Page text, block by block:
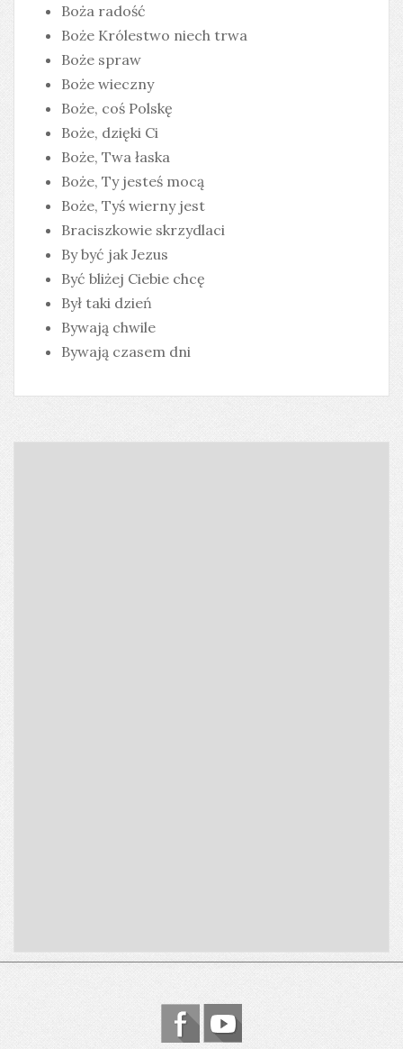
Boża radość
Boże Królestwo niech trwa
Boże spraw
Boże wieczny
Boże, coś Polskę
Boże, dzięki Ci
Boże, Twa łaska
Boże, Ty jesteś mocą
Boże, Tyś wierny jest
Braciszkowie skrzydlaci
By być jak Jezus
Być bliżej Ciebie chcę
Był taki dzień
Bywają chwile
Bywają czasem dni